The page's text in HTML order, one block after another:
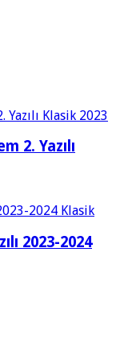
2. Yazılı
2023-2024